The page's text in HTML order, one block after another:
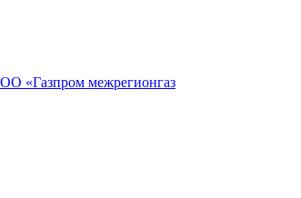
«Газпром межрегионгаз